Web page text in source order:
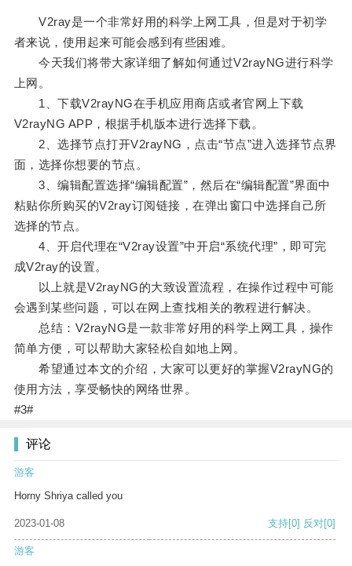
V2ray是一个非常好用的科学上网工具，但是对于初学
者来说，使用起来可能会感到有些困难。
今天我们将带大家详细了解如何通过V2rayNG进行科学
上网。
1、下载V2rayNG在手机应用商店或者官网上下载
V2rayNG APP，根据手机版本进行选择下载。
2、选择节点打开V2rayNG，点击“节点”进入选择节点界
面，选择你想要的节点。
3、编辑配置选择“编辑配置”，然后在“编辑配置”界面中
粘贴你所购买的V2ray订阅链接，在弹出窗口中选择自己所
选择的节点。
4、开启代理在“V2ray设置”中开启“系统代理”，即可完
成V2ray的设置。
以上就是V2rayNG的大致设置流程，在操作过程中可能
会遇到某些问题，可以在网上查找相关的教程进行解决。
总结：V2rayNG是一款非常好用的科学上网工具，操作
简单方便，可以帮助大家轻松自如地上网。
希望通过本文的介绍，大家可以更好的掌握V2rayNG的
使用方法，享受畅快的网络世界。
#3#
评论
游客
Horny Shriya called you
2023-01-08 支持[0] 反对[0]
游客